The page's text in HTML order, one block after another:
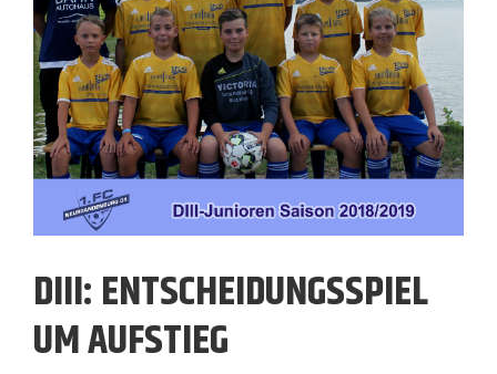
DIII: ENTSCHEIDUNGSSPIEL
UM AUFSTIEG